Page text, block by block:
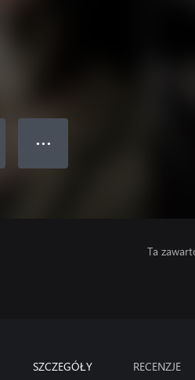
● ● ●
Ta
SZCZEGÓŁY RECENZJE